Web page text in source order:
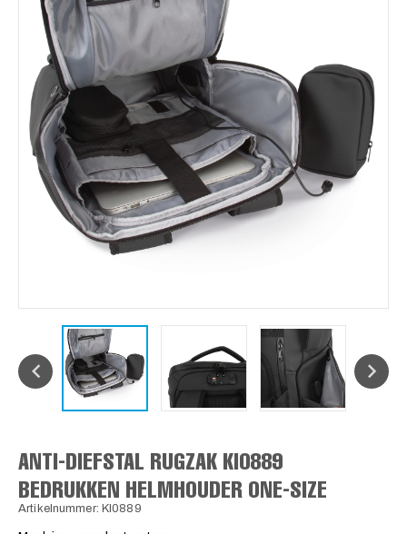
ANTI-DIEFSTAL RUGZAK KI0889
BEDRUKKEN HELMHOUDER ONE-SIZE
Artikelnummer: KI0889